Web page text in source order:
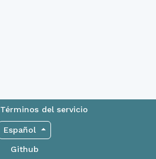
Términos del servicio
Español
Github